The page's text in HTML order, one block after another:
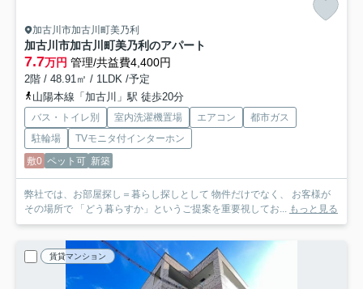
加古川市加古川町美乃利
加古川市加古川町美乃利のアパート
7.7万円 管理/共益費4,400円
2階 / 48.91㎡ / 1LDK /予定
山陽本線「加古川」駅 徒歩20分
バス・トイレ別 室内洗濯機置場 エアコン
都市ガス
駐輪場
TVモニタ付インターホン
敷0 ペット可 新築
弊社では、お部屋探し＝暮らし探しとして 物件だけでなく、 お客様が
その場所で 「どう暮らすか」というご提案を重要視してお... もっと見る
賃貸マンション